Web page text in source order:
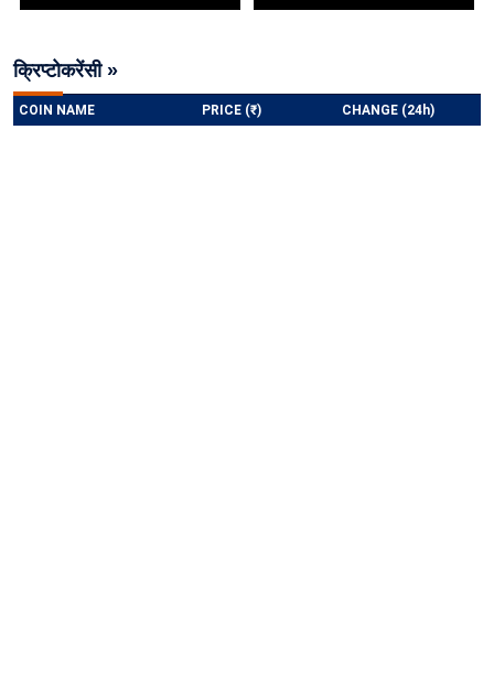
क्रिप्टोकरेंसी »